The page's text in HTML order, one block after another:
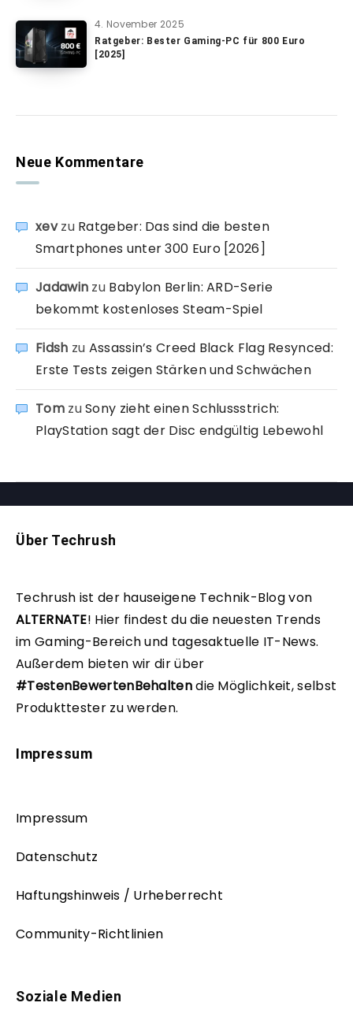
4. November 2025
Ratgeber: Bester Gaming-PC für 800 Euro
[2025]
Neue Kommentare
xevzu Ratgeber: Das sind die besten
Smartphones unter 300 Euro [2026]
Jadawin zu Babylon Berlin: ARD-Serie
bekommt kostenloses Steam-Spiel
Fidsh zu Assassin’s Creed Black Flag Resynced:
Erste Tests zeigen Stärken und Schwächen
TomzuSony zieht einen Schlussstrich:
PlayStation sagt der Disc endgültig Lebewohl
Über Techrush
Techrush ist der hauseigene Technik-Blog von
ALTERNATE! Hier findest du die neuesten Trends
im Gaming-Bereich und tagesaktuelle IT-News.
Außerdem bieten wir dir über
#TestenBewertenBehaltendie Möglichkeit, selbst
Produkttester zu werden.
Impressum
Impressum
Datenschutz
Haftungshinweis / Urheberrecht
Community-Richtlinien
Soziale Medien